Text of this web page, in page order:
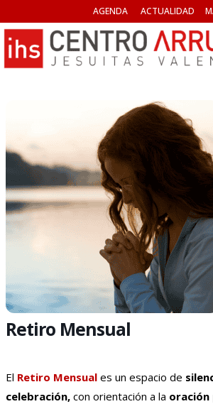
AGENDA ACTUALIDAD
Retiro Mensual
El Retiro Mensual es un espacio de
celebración, con orientación a la oración